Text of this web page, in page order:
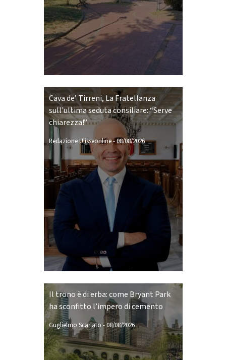
Cava de’ Tirreni, La Fratellanza
sull'ultima seduta consiliare: “Serve
chiarezza!”
Redazione Ulisseonline-08/08/2026
Il trono è di erba: come Bryant Park
ha sconfitto l’impero di cemento
Guglielmo Scarlato -08/08/2026